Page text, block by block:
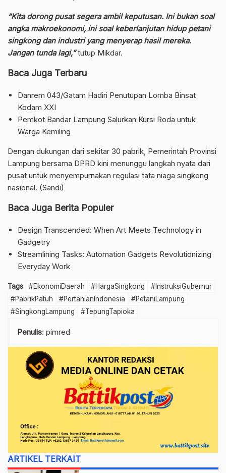
“Kita dorong pusat segera ambil keputusan. Ini bukan soal
angka makroekonomi, ini soal keberlanjutan hidup petani
singkong dan industri yang menyerap hasil mereka.
Jangan tunda lagi,”tutup Mikdar.
Baca Juga Terbaru
Danrem 043/Gatam Hadiri Penutupan Lomba Binsat
Kodam XXI
Pemkot Bandar Lampung Salurkan Kursi Roda untuk
Warga Kemiling
Dengan dukungan dari sekitar 30 pabrik, Pemerintah Provinsi
Lampung bersama DPRD kini menunggu langkah nyata dari
pusat untuk menyempurnakan regulasi tata niaga singkong
nasional. (Sandi)
Baca Juga Berita Populer
Design Transcended: When Art Meets Technology in
Gadgetry
Streamlining Tasks: Automation Gadgets Revolutionizing
Everyday Work
Tags #EkonomiDaerah #HargaSingkong
#InstruksiGubernur
#PabrikPatuh
#PertanianIndonesia
#PetaniLampung
#SingkongLampung
#TepungTapioka
Penulis: pimred
ARTIKEL TERKAIT